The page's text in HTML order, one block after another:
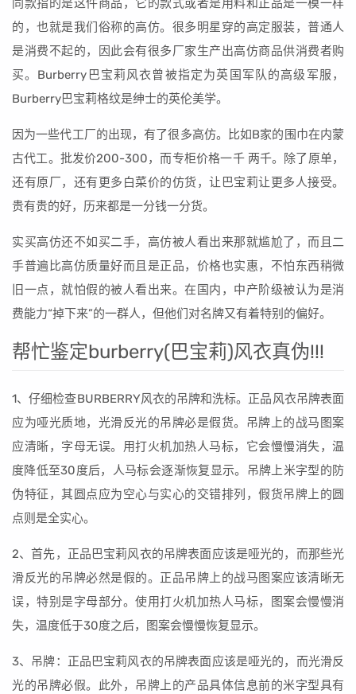
同款指的是这件商品，它的款式或者是用料和正品是一模一样
的，也就是我们俗称的高仿。很多明星穿的高定服装，普通人
是消费不起的，因此会有很多厂家生产出高仿商品供消费者购
买。Burberry巴宝莉风衣曾被指定为英国军队的高级军服，
Burberry巴宝莉格纹是绅士的英伦美学。
因为一些代工厂的出现，有了很多高仿。比如B家的围巾在内蒙
古代工。批发价200-300，而专柜价格一千 两千。除了原单，
还有原厂，还有更多白菜价的仿货，让巴宝莉让更多人接受。
贵有贵的好，历来都是一分钱一分货。
实买高仿还不如买二手，高仿被人看出来那就尴尬了，而且二
手普遍比高仿质量好而且是正品，价格也实惠，不怕东西稍微
旧一点，就怕假的被人看出来。在国内，中产阶级被认为是消
费能力“掉下来”的一群人，但他们对名牌又有着特别的偏好。
帮忙鉴定burberry(巴宝莉)风衣真伪!!!
1、仔细检查BURBERRY风衣的吊牌和洗标。正品风衣吊牌表面
应为哑光质地，光滑反光的吊牌必是假货。吊牌上的战马图案
应清晰，字母无误。用打火机加热人马标，它会慢慢消失，温
度降低至30度后，人马标会逐渐恢复显示。吊牌上米字型的防
伪特征，其圆点应为空心与实心的交错排列，假货吊牌上的圆
点则是全实心。
2、首先，正品巴宝莉风衣的吊牌表面应该是哑光的，而那些光
滑反光的吊牌必然是假的。正品吊牌上的战马图案应该清晰无
误，特别是字母部分。使用打火机加热人马标，图案会慢慢消
失，温度低于30度之后，图案会慢慢恢复显示。
3、吊牌：正品巴宝莉风衣的吊牌表面应该是哑光的，而光滑反
光的吊牌必假。此外，吊牌上的产品具体信息前的米字型具有